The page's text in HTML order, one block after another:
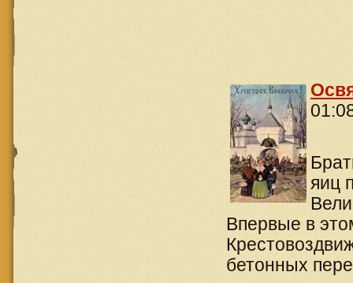
яиц
Впервые в
бетонных